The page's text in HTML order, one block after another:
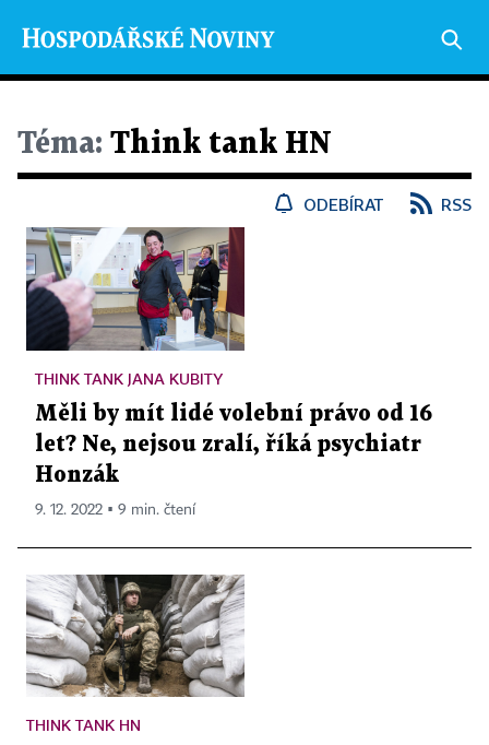
Téma: Think tank HN
ODEBÍRAT RSS
Měli by mít lidé volební právo od 16
let? Ne, nejsou zralí, říká psychiatr
Honzák
THINK TANK JANA KUBITY
9. 12. 2022 ▪ 9 min. čtení
THINK TANK HN